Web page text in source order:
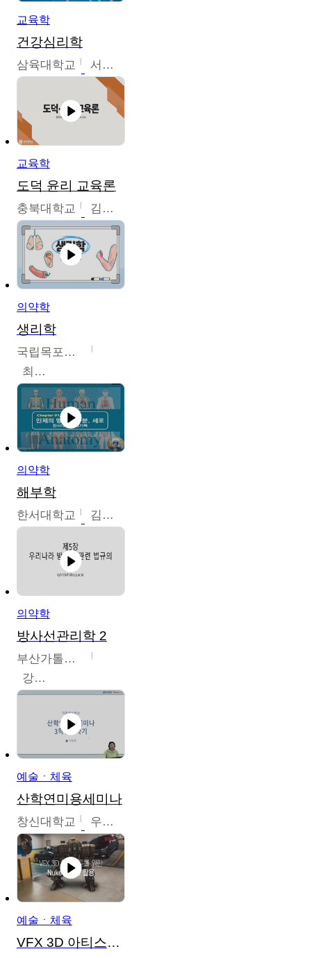
교육학
건강심리학
삼육대학교 서경현
교육학
도덕 윤리 교육론
충북대학교 김연숙
의약학
생리학
국립목포대학교
최소은
의약학
해부학
한서대학교 김기복
의약학
방사선관리학 2
부산가톨릭대학교
강연희
예술ㆍ체육
산학연미용세미나
창신대학교 우미옥,오윤경,박선이
예술ㆍ체육
VFX 3D 아티스트를 위한 Nuke 의 이해와 활용